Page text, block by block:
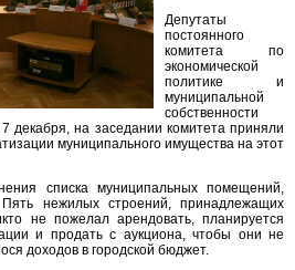
Депутаты
постоянного
комитета по
экономической
политике и
муниципальной
собственности
декабря, на заседании комитета приняли
муниципального имущества на этот
списка муниципальных помещений,
нежилых строений, принадлежащих
не пожелал арендовать, планируется
и продать с аукциона, чтобы они не
доходов в городской бюджет.